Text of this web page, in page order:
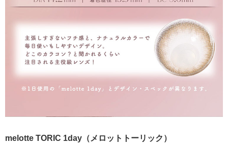
melotte TORIC 1day（メロットトーリック）